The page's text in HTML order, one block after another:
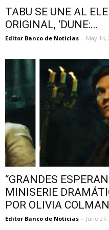
TABU SE UNE AL
ORIGINAL, ‘DUNE:...
Editor Banco de Noticias - May 14,
“GRANDES
MINISERIE
POR OLIVIA
Editor Banco de Noticias - June 27,